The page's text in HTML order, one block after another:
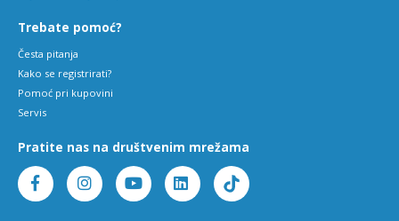
Trebate pomoć?
Česta pitanja
Kako se registrirati?
Pomoć pri kupovini
Servis
Pratite nas na društvenim mrežama